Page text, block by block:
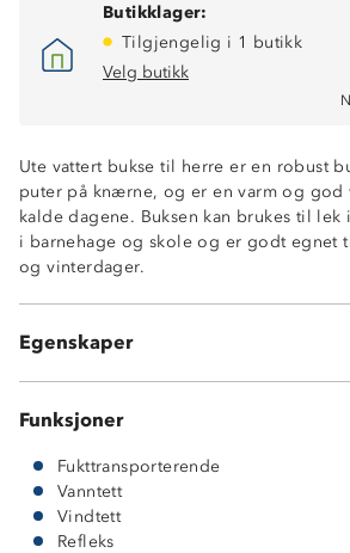
Butikklager:
Tilgjengelig i 1 butikk
Velg butikk
Ute vattert bukse til herre er en robust
puter på knærne, og er en varm og god
kalde dagene. Buksen kan brukes til
i barnehage og skole og er godt egnet
og vinterdager.
Egenskaper
Vanntett, 15 000 mm vannsøyle
Fukttransporterende, 6 000 g/ m2/
Puter på knærne som man kan ta ut
To stikklommer i siden
Knepping i livet
ProreTex 15-6 membran
Funksjoner
Fukttransporterende
Vanntett
Vindtett
Refleks